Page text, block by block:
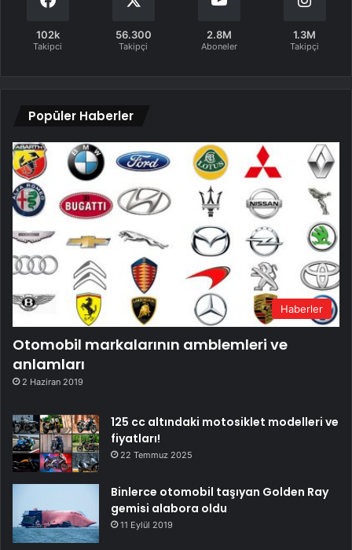
102k
Takipci
56.300
Takipçi
2.8M
Aboneler
1.3M
Takipçi
Popüler Haberler
Haberler
Otomobil markalarının amblemleri ve
anlamları
2 Haziran 2019
125 cc altındaki motosiklet modelleri ve
fiyatları!
22 Temmuz 2025
Binlerce otomobil taşıyan Golden Ray
gemisi alabora oldu
11 Eylül 2019